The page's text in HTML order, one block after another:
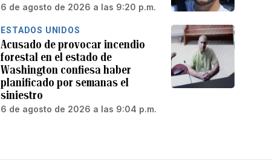
6 de agosto de 2026 a las 9:20 p.m.
ESTADOS UNIDOS
Acusado de provocar incendio
forestal en el estado de
Washington confiesa haber
planificado por semanas el
siniestro
6 de agosto de 2026 a las 9:04 p.m.